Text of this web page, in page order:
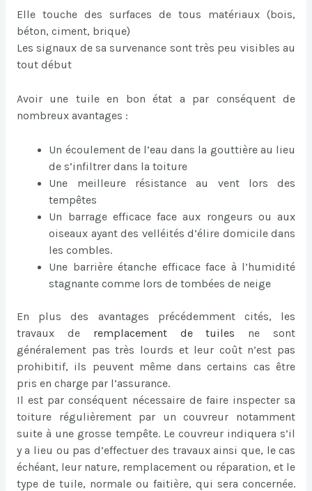
Elle touche des surfaces de tous matériaux (bois,
béton, ciment, brique)
Les signaux de sa survenance sont très peu visibles au
tout début
Avoir une tuile en bon état a par conséquent de
nombreux avantages :
Un écoulement de l’eau dans la gouttière au lieu
de s’infiltrer dans la toiture
Une meilleure résistance au vent lors des
tempêtes
Un barrage efficace face aux rongeurs ou aux
oiseaux ayant des velléités d’élire domicile dans
les combles.
Une barrière étanche efficace face à l’humidité
stagnante comme lors de tombées de neige
En plus des avantages précédemment cités, les
travaux de
remplacement de tuiles
ne sont
généralement pas très lourds et leur coût n’est pas
prohibitif, ils peuvent même dans certains cas être
pris en charge par l’assurance.
Il est par conséquent nécessaire de faire inspecter sa
toiture régulièrement par un couvreur notamment
suite à une grosse tempête. Le couvreur indiquera s’il
y a lieu ou pas d’effectuer des travaux ainsi que, le cas
échéant, leur nature, remplacement ou réparation, et le
type de tuile, normale ou faitière, qui sera concernée.